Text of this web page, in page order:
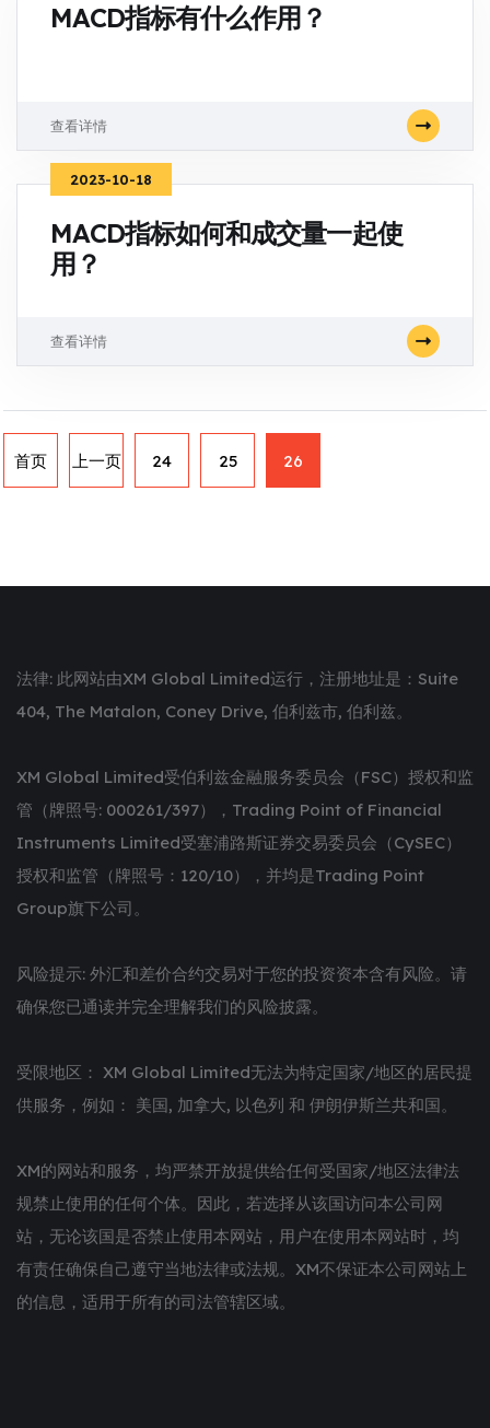
MACD指标有什么作用？
查看详情
2023-10-18
MACD指标如何和成交量一起使
用？
查看详情
首页 上一页 24 25 26
法律: 此网站由XM Global Limited运行，注册地址是：Suite
404, The Matalon, Coney Drive, 伯利兹市, 伯利兹。
XM Global Limited受伯利兹金融服务委员会（FSC）授权和监
管（牌照号: 000261/397），Trading Point of Financial
Instruments Limited受塞浦路斯证券交易委员会（CySEC）
授权和监管（牌照号：120/10），并均是Trading Point
Group旗下公司。
风险提示: 外汇和差价合约交易对于您的投资资本含有风险。请
确保您已通读并完全理解我们的风险披露。
受限地区： XM Global Limited无法为特定国家/地区的居民提
供服务，例如： 美国, 加拿大, 以色列 和 伊朗伊斯兰共和国。
XM的网站和服务，均严禁开放提供给任何受国家/地区法律法
规禁止使用的任何个体。因此，若选择从该国访问本公司网
站，无论该国是否禁止使用本网站，用户在使用本网站时，均
有责任确保自己遵守当地法律或法规。XM不保证本公司网站上
的信息，适用于所有的司法管辖区域。